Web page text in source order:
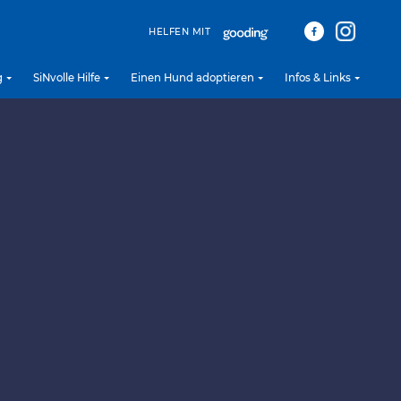
HELFEN MIT
SiNvolle Hilfe Einen Hund adoptieren Infos & Links